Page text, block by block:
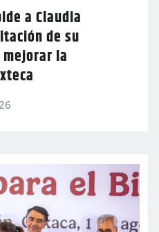
a Claudia
de su
la